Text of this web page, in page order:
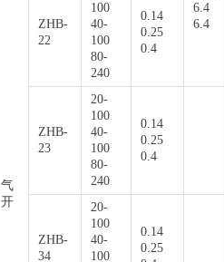
气
开
ZHB-
22
100
40-
100
80-
240
0.14
0.25
0.4
6.4
6.4
ZHB-
23
20-
100
40-
100
80-
240
0.14
0.25
0.4
ZHB-
34
20-
100
40-
100
0.14
0.25